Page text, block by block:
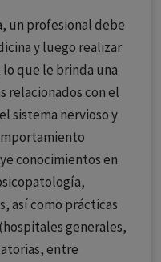
un profesional debe
y luego realizar
que le brinda una
relacionados con el
sistema nervioso y
conocimientos en
así como prácticas
generales,
entre